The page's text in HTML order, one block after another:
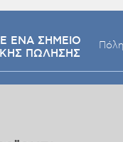
ΕΝΑ ΣΗΜΕΙΟ
ΠΩΛΗΣΗΣ